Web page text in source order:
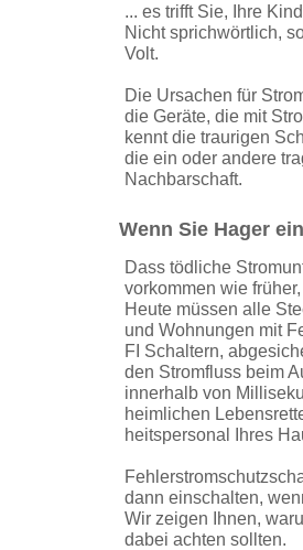
... es trifft Sie, Ihre
Nicht sprichwörtlich,
Volt.
Die Ursachen für
die Geräte, die mit
kennt die traurigen
die ein oder andere
Nachbarschaft.
Wenn Sie Hager
Dass tödliche
vorkommen wie
Heute müssen alle
und Wohnungen mit
FI Schaltern,
den Stromfluss beim
innerhalb von
heimlichen
heitsper­sonal Ihres
dann einschalten,
Wir zeigen Ihnen,
dabei achten sollten.